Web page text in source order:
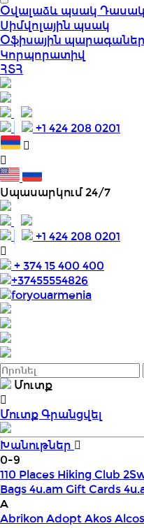
Օվալաձև պսակ
Սիմվոլային պսակ
Օֆիսային պարագաներ
Կորպորատիվ
ՀՏՀ
+1 424 208 0201
Սպասարկում 24/7
+1 424 208 0201
+ 374 15 400 400
+37455554826
foryouarmenia
Մուտք
ՄուտքԳրանցվել
Խանութներ
0-9
110 Places Hiking Club
Bags4u.am Gift Cards
A
AbrikonAdoptAkos